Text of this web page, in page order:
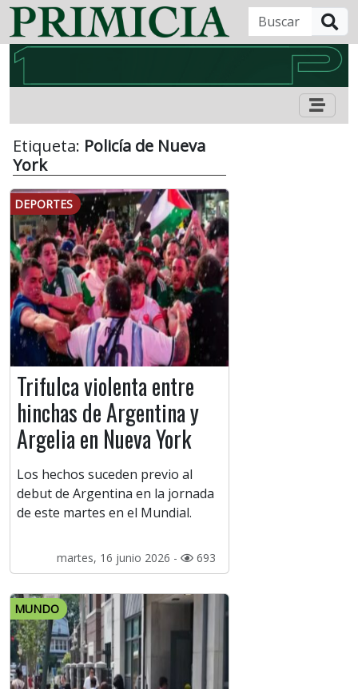
Etiqueta: Policía de Nueva
York
DEPORTES
Trifulca violenta entre
hinchas de Argentina y
Argelia en Nueva York
Los hechos suceden previo al
debut de Argentina en la jornada
de este martes en el Mundial.
martes, 16 junio 2026 - 693
MUNDO